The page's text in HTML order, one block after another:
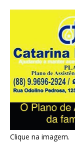
Clique na imagem.